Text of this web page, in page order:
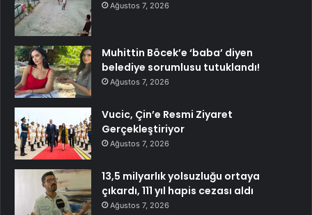
Ağustos 7, 2026
Muhittin Böcek’e ‘baba’ diyen
belediye sorumlusu tutuklandı!
Ağustos 7, 2026
Vucic, Çin’e Resmi Ziyaret
Gerçekleştiriyor
Ağustos 7, 2026
13,5 milyarlık yolsuzluğu ortaya
çıkardı, 111 yıl hapis cezası aldı
Ağustos 7, 2026